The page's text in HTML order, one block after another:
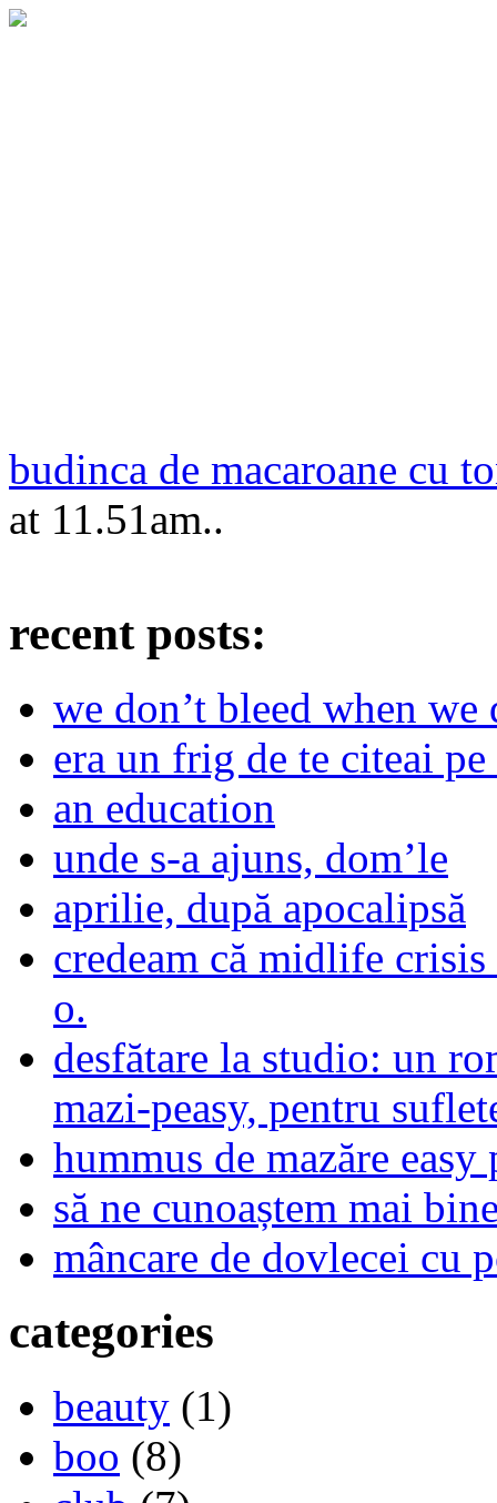
budinca de macaroane cu
at 11.51am..
recent posts:
we don’t bleed when we
era un frig de te citeai
an education
unde s-a ajuns, dom’le
aprilie, după apocalipsă
credeam că midlife crisis
o.
desfătare la studio: un
mazi-peasy, pentru
hummus de mazăre easy
să ne cunoaștem mai
mâncare de dovlecei cu
categories
beauty (1)
boo (8)